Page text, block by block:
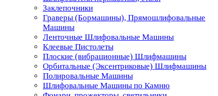
Заклепочники
Граверы (Бормашины), Прямошлифовальные
Машины
Ленточные Шлифовальные Машины
Клеевые Пистолеты
Плоские (вибрационные) Шлифмашины
Орбитальные (Эксентриковые) Шлифмашины
Полировальные Машины
Шлифовальные Машины по Камню